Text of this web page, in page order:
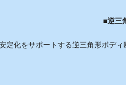
■逆三
定化をサポートする逆三角形ボディ